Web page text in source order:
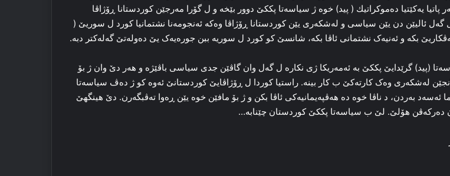
پاتیا یەكێتیا دەموكراتیك ( پید) خوه‌ ژ سیاسه‌تا پککێ دوور بێخه‌ و ل گۆرا مه‌رجێن کوردستانا ڕۆژاڤا
گه‌ل ئالیێن دن یێن سیاسی و له‌شکه‌ری یێن کوردستانا ڕۆژاڤا وه‌کە ئەنجومەنا نشتمانیا كورد ل سوریێ (
بکه‌ و ئه‌نیه‌ک نشتمانی ئاڤا بکه‌، شانسێ کو کورد ل سوریه‌ ببن جوره‌یه‌ک یێ ده‌وله‌تێ گه‌له‌کتر دبه‌.
(پید) گرێدایێ پککێ به‌ ئەمه‌ریکا ژی نکاره‌ ل گه‌ل وان گاڤێن جدی سیاسی باڤێژه‌ و هه‌ر دێ وان ژ بۆ
له‌شکه‌ری وه‌ک كارته‌کێ ب کار بینه‌. راستیا کوردا ل ڕۆژاڤایێ کوردستانێ ئه‌وه‌ کو ژ ده‌ڤ سیاسه‌تا
ئه‌سەد به‌ردن، د ناڤا خوه‌ ده‌ هه‌ڤپه‌یمانیه‌کی ئاڤا بکن و ژ بۆ مافێن خوه‌ یێن ڕه‌وا ته‌ڤبگه‌رن. دێ هینگهێ
ده‌رکه‌ڤن هۆلێ. لێ ب سیاسه‌تا پککێ کوردستان چێنابه‌…